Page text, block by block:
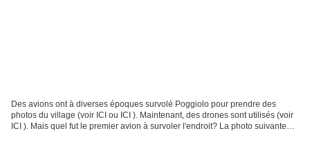
Des avions ont à diverses époques survolé Poggiolo pour prendre des
photos du village (voir ICI ou ICI ). Maintenant, des drones sont utilisés (voir
ICI ). Mais quel fut le premier avion à survoler l'endroit? La photo suivante